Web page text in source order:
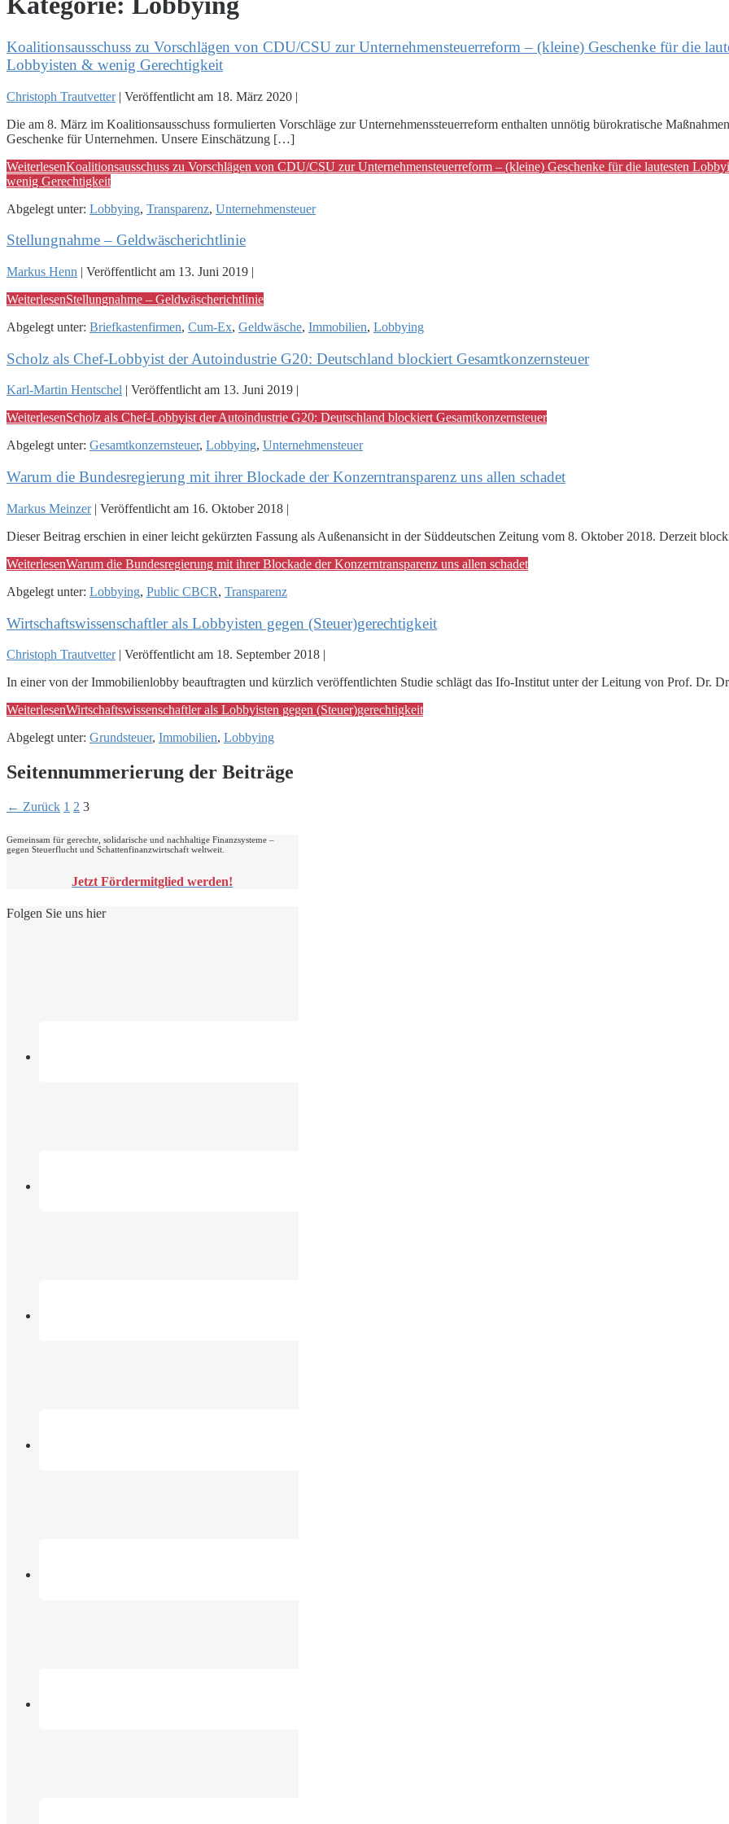
Koalitionsausschuss zu Vorschlägen von CDU/CSU zur Unternehmensteuerreform – (kleine) Geschenke für die
Lobbyisten & wenig Gerechtigkeit
Christoph Trautvetter| Veröffentlicht am 18. März 2020 |
Die am 8. März im Koalitionsausschuss formulierten Vorschläge zur Unternehmenssteuerreform enthalten unnötig bürokratische
Geschenke für Unternehmen. Unsere Einschätzung […]
WeiterlesenKoalitionsausschuss zu Vorschlägen von CDU/CSU zur Unternehmensteuerreform – (kleine) Geschenke für die lautesten
wenig Gerechtigkeit
Abgelegt unter: Lobbying, Transparenz, Unternehmensteuer
Stellungnahme – Geldwäscherichtlinie
Markus Henn | Veröffentlicht am 13. Juni 2019 |
WeiterlesenStellungnahme – Geldwäscherichtlinie
Abgelegt unter: Briefkastenfirmen, Cum-Ex, Geldwäsche, Immobilien, Lobbying
Scholz als Chef-Lobbyist der Autoindustrie G20: Deutschland blockiert Gesamtkonzernsteuer
Karl-Martin Hentschel Veröffentlicht am 13. Juni 2019
WeiterlesenScholz als Chef-Lobbyist der Autoindustrie G20: Deutschland blockiert Gesamtkonzernsteuer
Abgelegt unter: Gesamtkonzernsteuer, Lobbying, Unternehmensteuer
Warum die Bundesregierung mit ihrer Blockade der Konzerntransparenz uns allen schadet
Markus Meinzer| Veröffentlicht am 16. Oktober 2018 |
Dieser Beitrag erschien in einer leicht gekürzten Fassung als Außenansicht in der Süddeutschen Zeitung vom 8. Oktober 2018. Derzeit
WeiterlesenWarum die Bundesregierung mit ihrer Blockade der Konzerntransparenz uns allen schadet
Abgelegt unter: Lobbying, Public CBCR, Transparenz
Wirtschaftswissenschaftler als Lobbyisten gegen (Steuer)gerechtigkeit
Christoph Trautvetter| Veröffentlicht am 18. September 2018 |
In einer von der Immobilienlobby beauftragten und kürzlich veröffentlichten Studie schlägt das Ifo-Institut unter der Leitung von Prof. Dr.
WeiterlesenWirtschaftswissenschaftler als Lobbyisten gegen (Steuer)gerechtigkeit
Abgelegt unter: Grundsteuer, Immobilien, Lobbying
Seitennummerierung der Beiträge
← Zurück 1 2 3
Gemeinsam für gerechte, solidarische und nachhaltige Finanzsysteme –
gegen Steuerflucht und Schattenfinanzwirtschaft weltweit.
Jetzt Fördermitglied werden!
Folgen Sie uns hier